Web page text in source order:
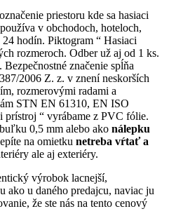
priestoru kde sa hasiaci
v obchodoch, hoteloch,
hodín. Piktogram “ Hasiaci
rozmeroch. Odber už aj od 1 ks.
značenie spĺňa
2006 Z. z. v znení neskorších
rozmerovými radami a
STN EN 61310, EN ISO
prístroj “ vyrábame z PVC fólie.
0,5 mm alebo ako nálepku
na omietku netreba vŕtať a
ale aj exteriéry.
výrobok lacnejší,
ako u daného predajcu, naviac ju
že ste nás na tento cenový